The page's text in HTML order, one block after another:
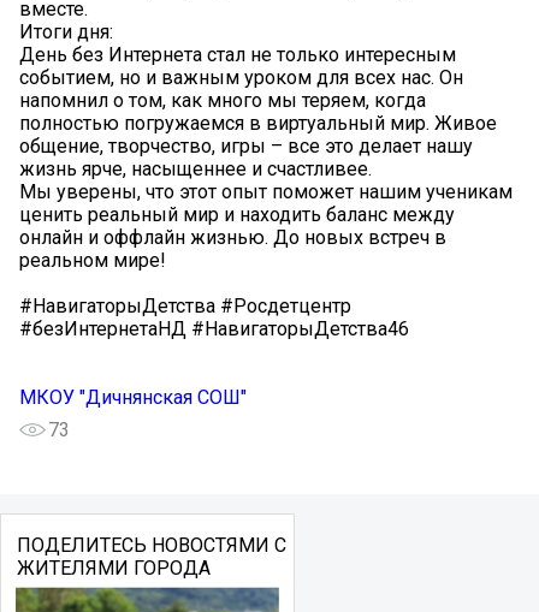
вместе.
Итоги дня:
День без Интернета стал не только интересным
событием, но и важным уроком для всех нас. Он
напомнил о том, как много мы теряем, когда
полностью погружаемся в виртуальный мир. Живое
общение, творчество, игры – все это делает нашу
жизнь ярче, насыщеннее и счастливее.
Мы уверены, что этот опыт поможет нашим ученикам
ценить реальный мир и находить баланс между
онлайн и оффлайн жизнью. До новых встреч в
реальном мире!
#НавигаторыДетства #Росдетцентр
#безИнтернетаНД #НавигаторыДетства46
МКОУ "Дичнянская СОШ"
73
ПОДЕЛИТЕСЬ НОВОСТЯМИ С
ЖИТЕЛЯМИ ГОРОДА